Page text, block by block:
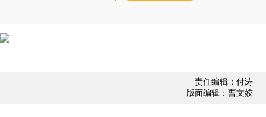
责任编辑：付涛
版面编辑：曹文姣